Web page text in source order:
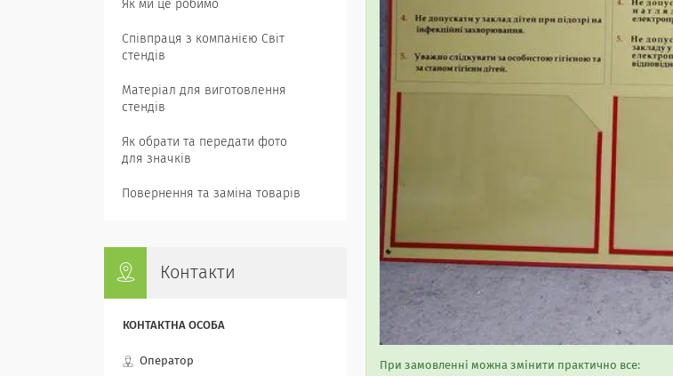
При замовленні можна змінити практично все:
Як ми це робимо
Співпраця з компанією Світ
стендів
Матеріал для виготовлення
стендів
Як обрати та передати фото
для значків
Повернення та заміна товарів
Контакти
Оператор